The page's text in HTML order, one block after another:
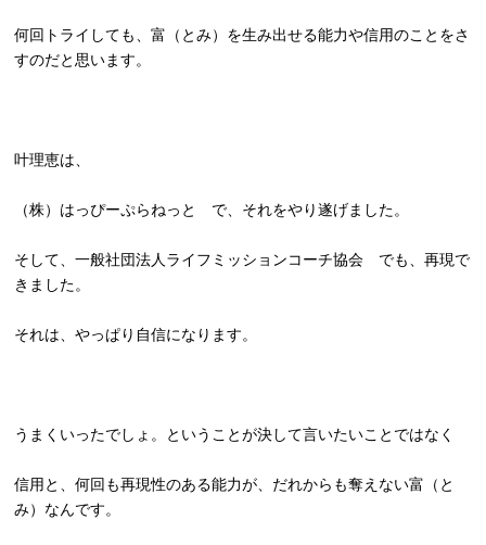
何回トライしても、富（とみ） を生み出せる能力や信用のことをさ
すのだと思います。
叶理恵は、
（株）はっぴーぷらねっと で、それをやり遂げました。
そして、一般社団法人ライフミッションコーチ協会 でも、再現で
きました。
それは、やっぱり自信になります。
うまくいったでしょ。ということが決して言いたいことではなく
信用と、何回も再現性のある能力が、だれからも奪えない富（ と
み）なんです。